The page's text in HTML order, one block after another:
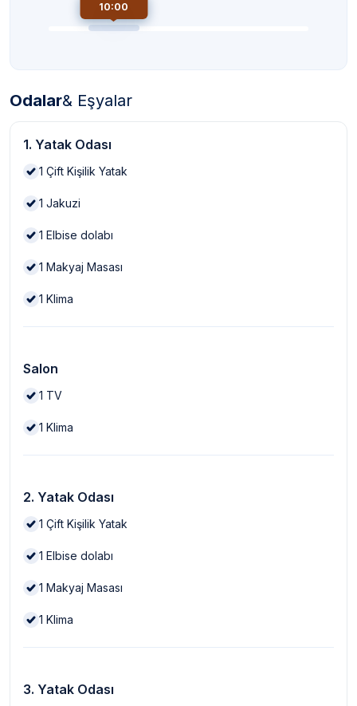
10:00
Odalar& Eşyalar
1. Yatak Odası
1 Çift Kişilik Yatak
1 Jakuzi
1 Elbise dolabı
1 Makyaj Masası
1 Klima
Salon
1 TV
1 Klima
2. Yatak Odası
1 Çift Kişilik Yatak
1 Elbise dolabı
1 Makyaj Masası
1 Klima
3. Yatak Odası